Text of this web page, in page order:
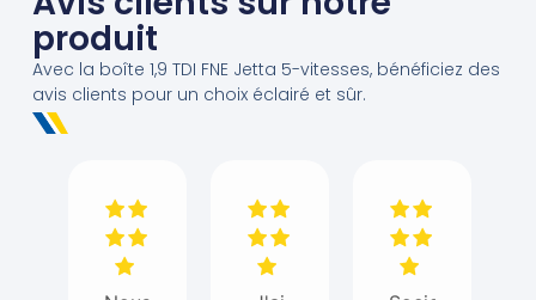
produit
Avec la boîte 1,9 TDI FNE Jetta 5-vitesses, bénéficiez des
avis clients pour un choix éclairé et sûr.